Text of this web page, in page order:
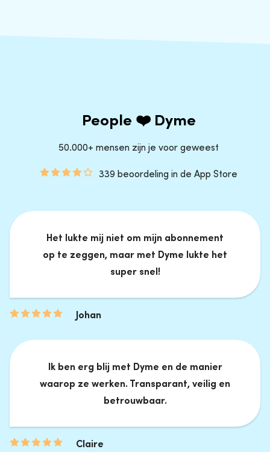
People ❤️ Dyme
50.000+ mensen zijn je voor geweest
339 beoordeling in de App Store
Het lukte mij niet om mijn abonnement
op te zeggen, maar met Dyme lukte het
super snel!
Johan
Ik ben erg blij met Dyme en de manier
waarop ze werken. Transparant, veilig en
betrouwbaar.
Claire